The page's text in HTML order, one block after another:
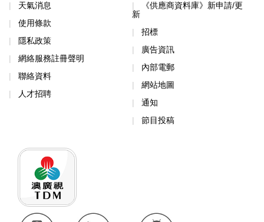
天氣消息
使用條款
隱私政策
網絡服務註冊聲明
聯絡資料
人才招聘
《供應商資料庫》新申請/更
新
招標
廣告資訊
內部電郵
網站地圖
通知
節目投稿